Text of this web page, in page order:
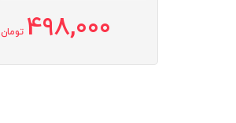
498,000 تومان